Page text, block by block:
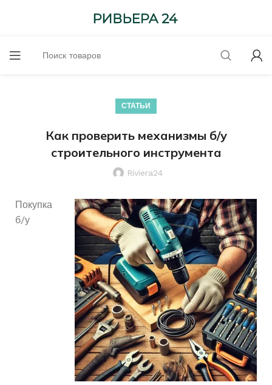
СТАТЬИ
Как проверить механизмы б/у
строительного инструмента
Riviera24
Покупка
б/у